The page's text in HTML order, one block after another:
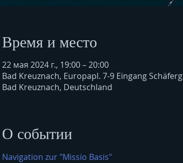
Время и место
22 мая 2024 г., 19:00 – 20:00
Bad Kreuznach, Europapl. 7-9 Eingang
Bad Kreuznach, Deutschland
О событии
Navigation zur "Missio Basis"